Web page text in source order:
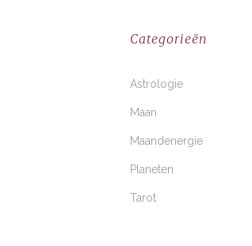
Categorieën
Astrologie
Maan
Maandenergie
Planeten
Tarot